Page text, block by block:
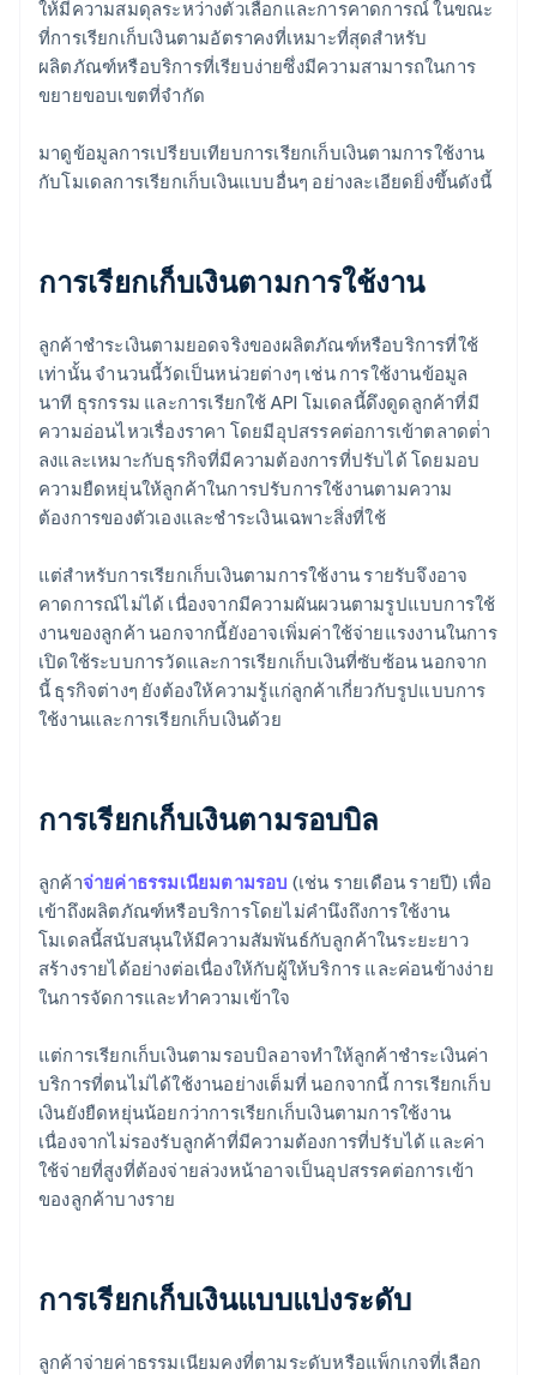
ให้มีความสมดุลระหว่างตัวเลือกและการคาดการณ์ ในขณะ
ที่การเรียกเก็บเงินตามอัตราคงที่เหมาะที่สุดสําหรับ
ผลิตภัณฑ์หรือบริการที่เรียบง่ายซึ่งมีความสามารถในการ
ขยายขอบเขตที่จํากัด
มาดูข้อมูลการเปรียบเทียบการเรียกเก็บเงินตามการใช้งาน
กับโมเดลการเรียกเก็บเงินแบบอื่นๆ อย่างละเอียดยิ่งขึ้นดังนี้
การเรียกเก็บเงินตามการใช้งาน
ลูกค้าชําระเงินตามยอดจริงของผลิตภัณฑ์หรือบริการที่ใช้
เท่านั้น จํานวนนี้วัดเป็นหน่วยต่างๆ เช่น การใช้งานข้อมูล
นาที ธุรกรรม และการเรียกใช้ API โมเดลนี้ดึงดูดลูกค้าที่มี
ความอ่อนไหวเรื่องราคา โดยมีอุปสรรคต่อการเข้าตลาดต่ํา
ลงและเหมาะกับธุรกิจที่มีความต้องการที่ปรับได้ โดยมอบ
ความยืดหยุ่นให้ลูกค้าในการปรับการใช้งานตามความ
ต้องการของตัวเองและชําระเงินเฉพาะสิ่งที่ใช้
แต่สําหรับการเรียกเก็บเงินตามการใช้งาน รายรับจึงอาจ
คาดการณ์ไม่ได้ เนื่องจากมีความผันผวนตามรูปแบบการใช้
งานของลูกค้า นอกจากนี้ยังอาจเพิ่มค่าใช้จ่ายแรงงานในการ
เปิดใช้ระบบการวัดและการเรียกเก็บเงินที่ซับซ้อน นอกจาก
นี้ ธุรกิจต่างๆ ยังต้องให้ความรู้แก่ลูกค้าเกี่ยวกับรูปแบบการ
ใช้งานและการเรียกเก็บเงินด้วย
การเรียกเก็บเงินตามรอบบิล
ลูกค้าจ่ายค่าธรรมเนียมตามรอบ (เช่น รายเดือน รายปี) เพื่อ
เข้าถึงผลิตภัณฑ์หรือบริการโดยไม่คํานึงถึงการใช้งาน
โมเดลนี้สนับสนุนให้มีความสัมพันธ์กับลูกค้าในระยะยาว
สร้างรายได้อย่างต่อเนื่องให้กับผู้ให้บริการ และค่อนข้างง่าย
ในการจัดการและทำความเข้าใจ
แต่การเรียกเก็บเงินตามรอบบิลอาจทําให้ลูกค้าชําระเงินค่า
บริการที่ตนไม่ได้ใช้งานอย่างเต็มที่ นอกจากนี้ การเรียกเก็บ
เงินยังยืดหยุ่นน้อยกว่าการเรียกเก็บเงินตามการใช้งาน
เนื่องจากไม่รองรับลูกค้าที่มีความต้องการที่ปรับได้ และค่า
ใช้จ่ายที่สูงที่ต้องจ่ายล่วงหน้าอาจเป็นอุปสรรคต่อการเข้า
ของลูกค้าบางราย
การเรียกเก็บเงินแบบแบ่งระดับ
ลูกค้าจ่ายค่าธรรมเนียมคงที่ตามระดับหรือแพ็กเกจที่เลือก